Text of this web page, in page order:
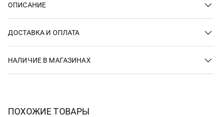
ОПИСАНИЕ
ДОСТАВКА И ОПЛАТА
НАЛИЧИЕ В МАГАЗИНАХ
ПОХОЖИЕ ТОВАРЫ